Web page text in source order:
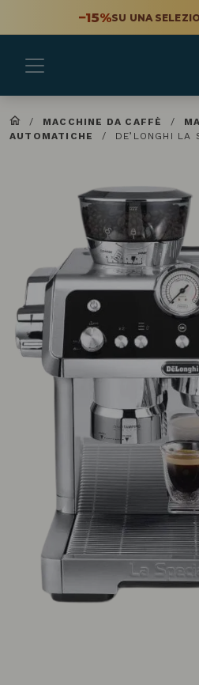
−15%SU UNA
/ MACCHINE DA CAFFÈ /
AUTOMATICHE
/ DE’LONGHI LA